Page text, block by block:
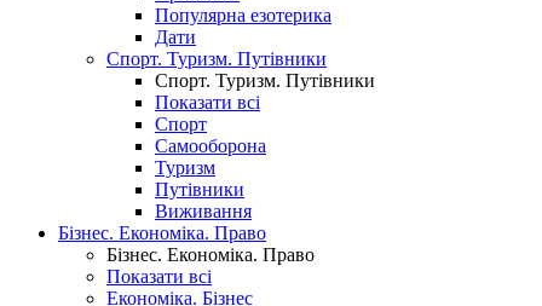
Популярна езотерика
Дати
Спорт. Туризм. Путівники
Спорт. Туризм. Путівники
Показати всі
Спорт
Самооборона
Туризм
Путівники
Виживання
Бізнес. Економіка. Право
Бізнес. Економіка. Право
Показати всі
Економіка. Бізнес